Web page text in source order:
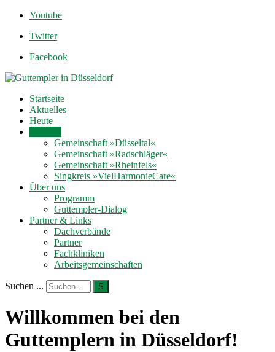
Youtube
Twitter
Facebook
Startseite
Aktuelles
Heute
Gemeinschaft »Düsseltal«
Gemeinschaft »Radschläger«
Gemeinschaft »Rheinfels«
Singkreis »VielHarmonieCare«
Über uns
Programm
Guttempler-Dialog
Partner & Links
Dachverbände
Partner
Fachkliniken
Arbeitsgemeinschaften
Suchen ... S
Willkommen bei den
Guttemplern in Düsseldorf!